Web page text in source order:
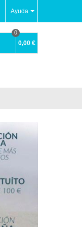
Ayuda
0
0,00 €